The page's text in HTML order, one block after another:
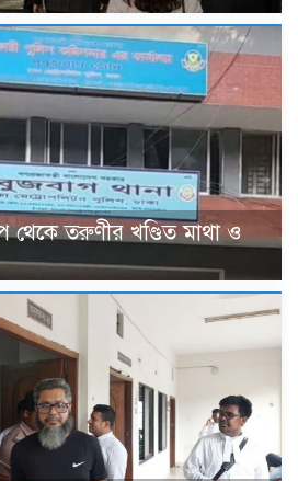
থেকে তরুণীর খণ্ডিত মাথা ও